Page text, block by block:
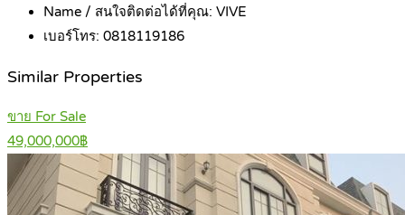
Name / สนใจติดต่อได้ที่คุณ: VIVE
เบอร์โทร: 0818119186
Similar Properties
ขาย For Sale
49,000,000฿